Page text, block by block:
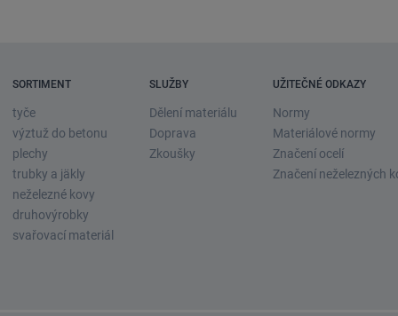
SORTIMENT
tyče
výztuž do betonu
plechy
trubky a jäkly
neželezné kovy
druhovýrobky
svařovací materiál
SLUŽBY
Dělení materiálu
Doprava
Zkoušky
UŽITEČNÉ ODKAZY
Normy
Materiálové normy
Značení ocelí
Značení neželezných